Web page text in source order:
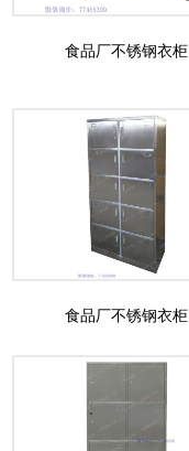
食品厂不锈钢衣柜
食品厂不锈钢衣柜